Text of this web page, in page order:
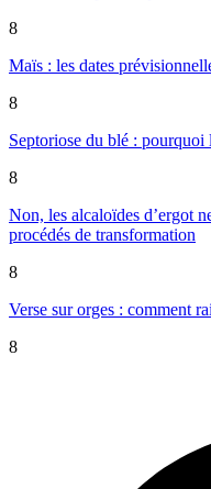
8
Maïs : les dates
8
Septoriose du blé : pourquoi
8
Non, les alcaloïdes d’ergot
procédés de transformation
8
Verse sur orges : comment
8